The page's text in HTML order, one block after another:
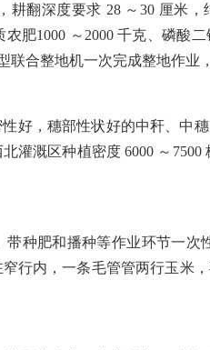
耕翻深度要求 28 ～ 30 厘米，
农肥1000 ～ 2000千克、磷酸二
联合整地机一次完成整地作业
好，穗部性状好的中秆、中
北灌溉区种植密度6000 ～ 7500
种肥和播种等作业环节一次
行内，一条毛管管两行玉米